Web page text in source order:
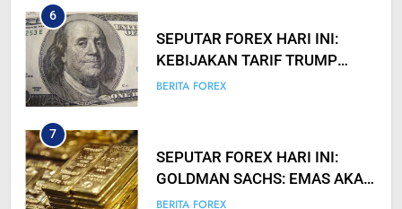
6
SEPUTAR FOREX HARI INI:
KEBIJAKAN TARIF TRUMP
TIDAK SEAGRESIF YANG
BERITA FOREX
7
SEPUTAR FOREX HARI INI:
GOLDMAN SACHS: EMAS AKAN
CAPAI $3000 PADA 2026
BERITA FOREX